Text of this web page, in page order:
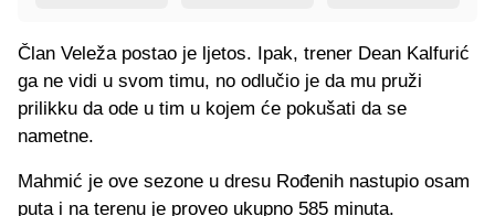
Član Veleža postao je ljetos. Ipak, trener Dean Kalfurić
ga ne vidi u svom timu, no odlučio je da mu pruži
prilikku da ode u tim u kojem će pokušati da se
nametne.
Mahmić je ove sezone u dresu Rođenih nastupio osam
puta i na terenu je proveo ukupno 585 minuta.